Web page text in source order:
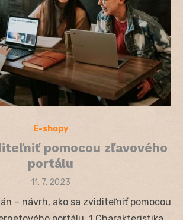
E-shopy
pomocou zľavového
portálu
Posted
11. 7. 2023
– návrh, ako sa zviditeľniť pomocou